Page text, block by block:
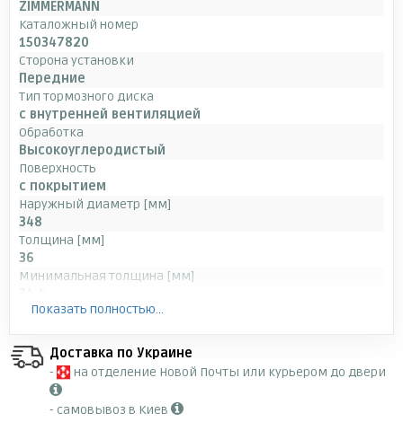
ZIMMERMANN
Каталожный номер
150347820
Сторона установки
Передние
Тип тормозного диска
с внутренней вентиляцией
Обработка
Высокоуглеродистый
Поверхность
с покрытием
Наружный диаметр [мм]
348
Толщина [мм]
36
Минимальная толщина [мм]
Высота [мм]
Расположение/число отверстий
6/5
Вес [кг]
Показать полностью...
Доставка по Украине
-
на отделение Новой Почты или курьером до двери
- самовывоз в Киев